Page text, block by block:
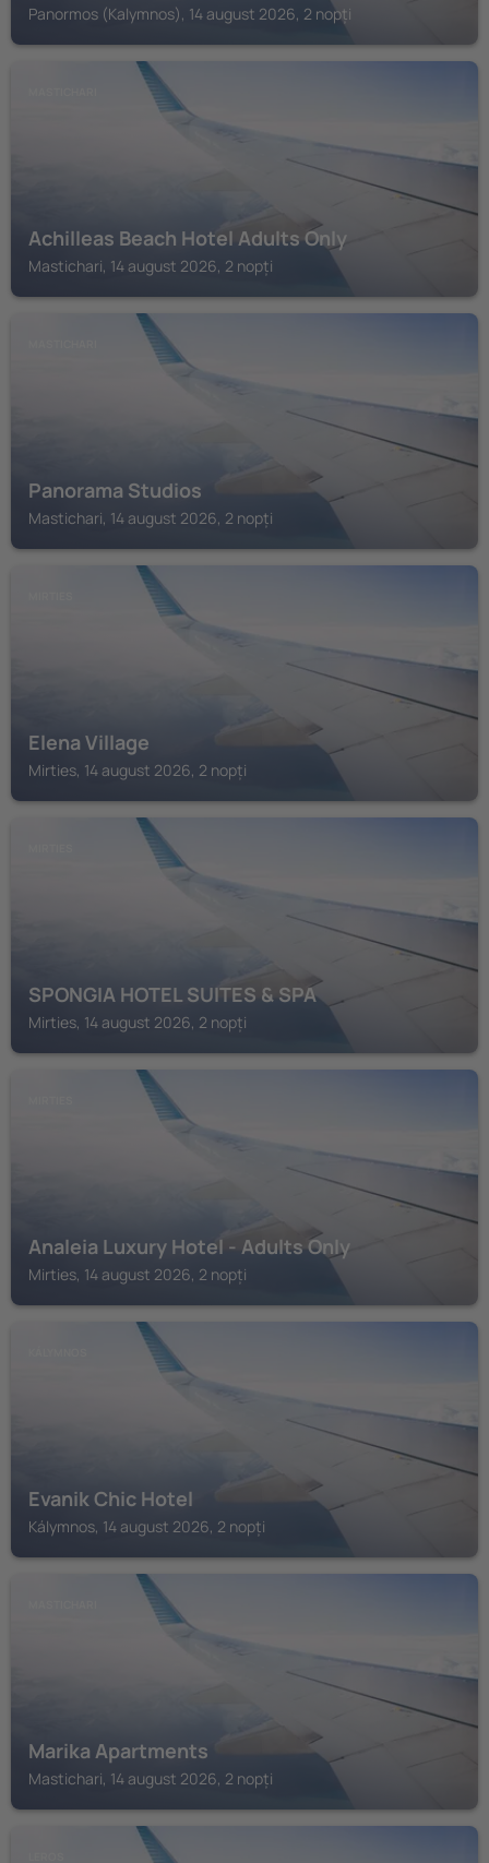
Panormos (Kalymnos), 14 august 2026, 2 nopți
Achilleas Beach Hotel Adults Only
Mastichari, 14 august 2026, 2 nopți
Panorama Studios
Mastichari, 14 august 2026, 2 nopți
Elena Village
Mirties, 14 august 2026, 2 nopți
SPONGIA HOTEL SUITES & SPA
Mirties, 14 august 2026, 2 nopți
Analeia Luxury Hotel - Adults Only
Mirties, 14 august 2026, 2 nopți
Evanik Chic Hotel
Kálymnos, 14 august 2026, 2 nopți
Marika Apartments
Mastichari, 14 august 2026, 2 nopți